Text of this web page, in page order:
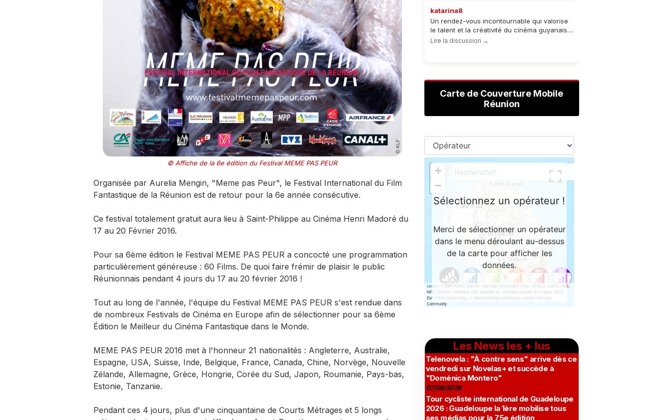
© Affiche de la 6e édition du Festival MEME PAS PEUR
Organisée par Aurelia Mengin, "Meme pas Peur", le Festival International du Film
Fantastique de la Réunion est de retour pour la 6e année consécutive.
Ce festival totalement gratuit aura lieu à Saint-Philippe au Cinéma Henri Madoré du
17 au 20 Février 2016.
Pour sa 6ème édition le Festival MEME PAS PEUR a concocté une programmation
particulièrement généreuse : 60 Films. De quoi faire frémir de plaisir le public
Réunionnais pendant 4 jours du 17 au 20 février 2016 !
Tout au long de l'année, l'équipe du Festival MEME PAS PEUR s'est rendue dans
de nombreux Festivals de Cinéma en Europe afin de sélectionner pour sa 6ème
Édition le Meilleur du Cinéma Fantastique dans le Monde.
MEME PAS PEUR 2016 met à l'honneur 21 nationalités : Angleterre, Australie,
Espagne, USA, Suisse, Inde, Belgique, France, Canada, Chine, Norvège, Nouvelle
Zélande, Allemagne, Grèce, Hongrie, Corée du Sud, Japon, Roumanie, Pays-bas,
Estonie, Tanzanie.
Pendant ces 4 jours, plus d'une cinquantaine de Courts Métrages et 5 longs
katarina8
Un rendez-vous incontournable qui valorise
le talent et la créativité du cinéma guyanais....
Lire la discussion →
Carte de Couverture Mobile
Réunion
Les News les + lus
Telenovela : "À contre sens" arrive dès ce
vendredi sur Novelas+ et succède à
"Doménica Montero"
07/08/2026
Tour cycliste international de Guadeloupe
2026 : Guadeloupe la 1ère mobilise tous
ses médias pour la 75e édition